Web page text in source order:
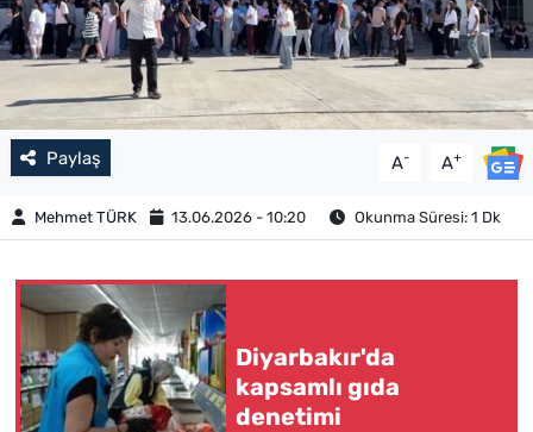
Paylaş A- A+
Mehmet TÜRK 13.06.2026 - 10:20 Okunma Süresi: 1 Dk
Diyarbakır'da
kapsamlı gıda
denetimi